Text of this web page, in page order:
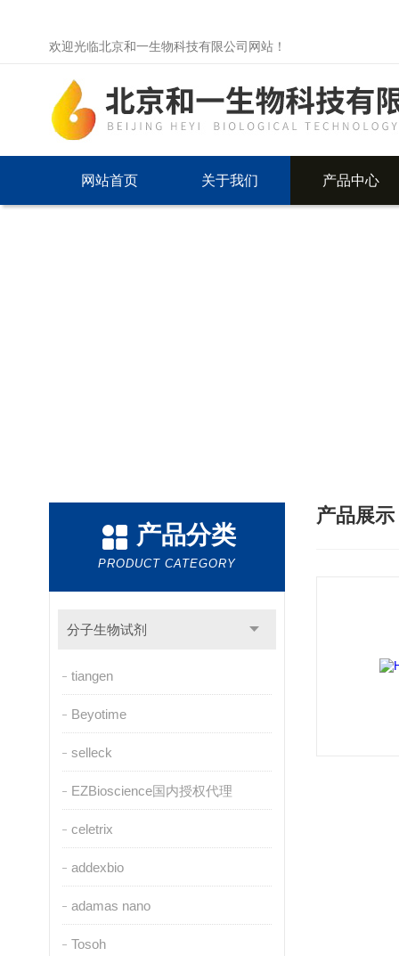
欢迎光临北京和一生物科技有限公司网站！
网站首页 关于我们 产品中心
产品分类
PRODUCT CATEGORY
分子生物试剂
tiangen
Beyotime
selleck
EZBioscience国内授权代理
celetrix
addexbio
adamas nano
Tosoh
产品展示